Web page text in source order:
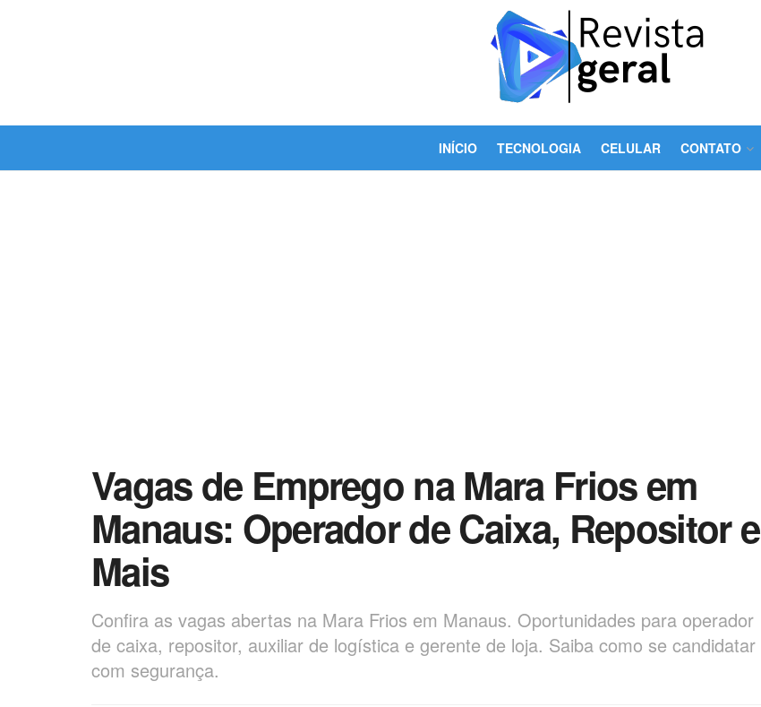
INÍCIO TECNOLOGIA CELULAR CONTATO
Vagas de Emprego na Mara Frios em
Manaus: Operador de Caixa, Repositor e
Mais
Confira as vagas abertas na Mara Frios em Manaus. Oportunidades para operador
de caixa, repositor, auxiliar de logística e gerente de loja. Saiba como se candidatar
com segurança.